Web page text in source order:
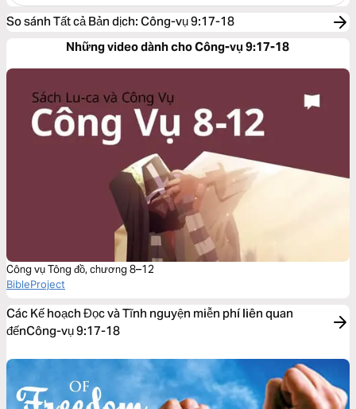
So sánh Tất cả Bản dịch: Công-vụ 9:17-18
Những video dành cho Công-vụ 9:17-18
Công vụ Tông đồ, chương 8–12
BibleProject
Các Kế hoạch Đọc và Tĩnh nguyện miễn phí liên quan
đếnCông-vụ 9:17-18